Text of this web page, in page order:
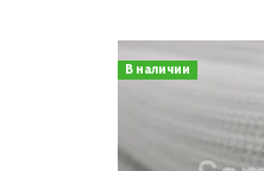
В наличии